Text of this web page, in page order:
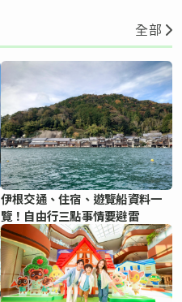
全部
伊根交通、住宿、遊覽船資料一
覽！自由行三點事情要避雷